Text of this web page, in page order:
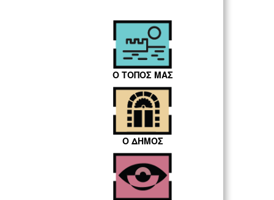
Ο ΤΟΠΟΣ ΜΑΣ
Ο ΔΗΜΟΣ